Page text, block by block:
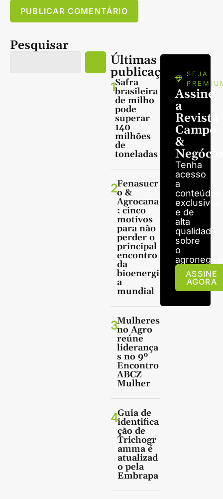
Pesquisar
Últimas
publicações
1Safra
brasileira
de milho
pode
superar
140
milhões
de
toneladas
2Fenasucr
o &
Agrocana
: cinco
motivos
para não
perder o
principal
encontro
da
bioenergi
a
mundial
3Mulheres
no Agro
reúne
liderança
s no 9º
Encontro
ABCZ
Mulher
4Guia de
identifica
ção de
Trichogr
amma é
atualizad
o pela
Embrapa
SEJA
Assine
a
Revista
Campo
&
Tenha
acesso
a
conteúdos
exclusivos
e de
alta
qualidade
sobre
o
ASSINE
AGORA